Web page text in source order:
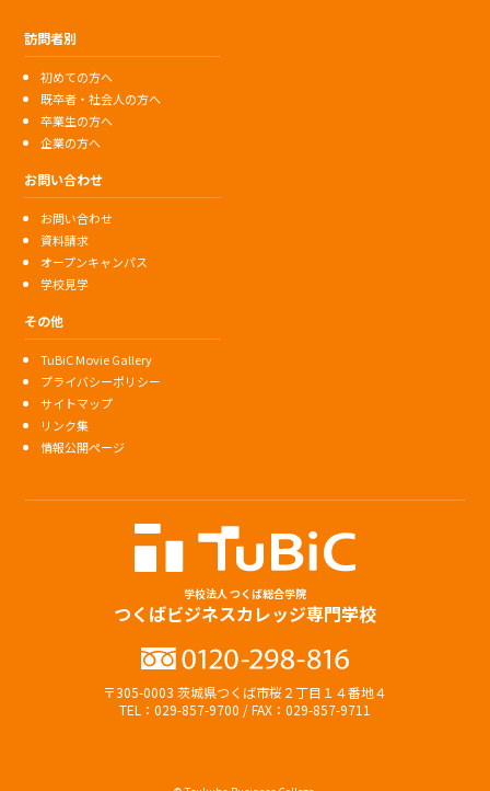
訪問者別
初めての方へ
既卒者・社会人の方へ
卒業生の方へ
企業の方へ
お問い合わせ
お問い合わせ
資料請求
オープンキャンパス
学校見学
その他
TuBiC Movie Gallery
プライバシーポリシー
サイトマップ
リンク集
情報公開ページ
学校法人 つくば総合学院
つくばビジネスカレッジ専門学校
〒305-0003 茨城県つくば市桜２丁目１４番地４
TEL：029-857-9700 / FAX：029-857-9711